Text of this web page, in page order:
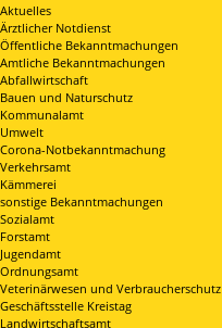
Aktuelles
Ärztlicher Notdienst
Öffentliche Bekanntmachungen
Amtliche Bekanntmachungen
Abfallwirtschaft
Bauen und Naturschutz
Kommunalamt
Umwelt
Corona-Notbekanntmachung
Verkehrsamt
Kämmerei
sonstige Bekanntmachungen
Sozialamt
Forstamt
Jugendamt
Ordnungsamt
Veterinärwesen und Verbraucherschutz
Geschäftsstelle Kreistag
Landwirtschaftsamt